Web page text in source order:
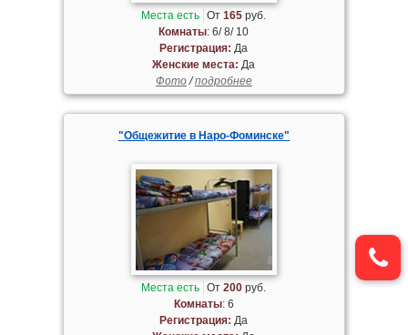
Места есть От165 руб.
Комнаты: 6/ 8/ 10
Регистрация: Да
Женские места: Да
Фото/подробнее
"Общежитие в Наро-Фоминске"
Места есть От200 руб.
Комнаты: 6
Регистрация: Да